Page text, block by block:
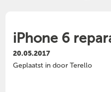
iPhone 6
20.05.2017
Geplaatst in door Terello